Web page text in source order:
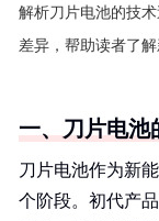
解析刀片电池的技
差异，帮助读者了
一、刀片电池
刀片电池作为新
个阶段。初代产